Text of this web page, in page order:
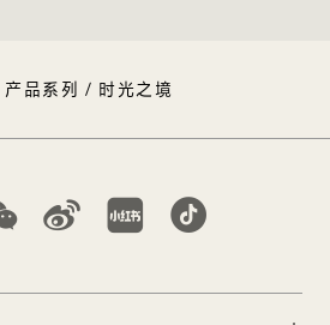
产品系列 / 时光之境